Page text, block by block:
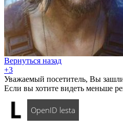
Вернуться назад
+3
Уважаемый посетитель, Вы
Если вы хотите видеть меньше
OpenID lesta